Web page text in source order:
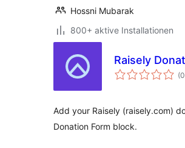
Hossni Mubarak
800+ aktive Installationen
Raisely
(0
Add your Raisely (raisely.com)
Donation Form block.